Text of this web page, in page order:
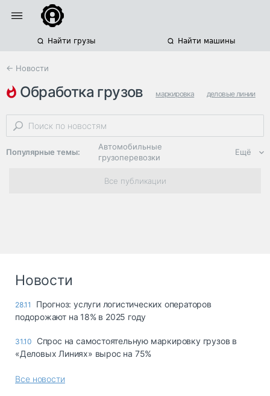
Найти грузы Найти машины
← Новости
обработка грузов маркировка деловые линии
логистические услуги
Популярные темы:
Автомобильные
грузоперевозки
Региональная
логистика
опасные грузы
страхование
Ещё
Все публикации
Новости
28.11
Прогноз: услуги логистических операторов
подорожают на 18% в 2025 году
31.10
Спрос на самостоятельную маркировку грузов в
«Деловых Линиях» вырос на 75%
Все новости